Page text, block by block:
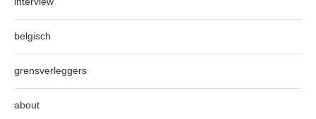
belgisch
grensverleggers
about